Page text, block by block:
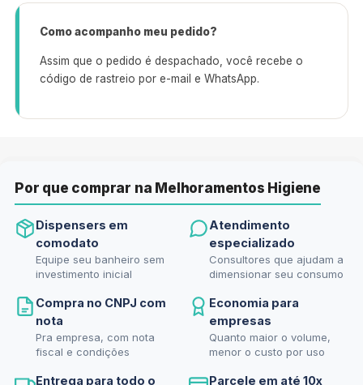
Como acompanho meu pedido?
Assim que o pedido é despachado, você recebe o
código de rastreio por e-mail e WhatsApp.
Por que comprar na Melhoramentos Higiene
Dispensers em
comodato
Equipe seu banheiro sem
investimento inicial
Atendimento
especializado
Consultores que ajudam a
dimensionar seu consumo
Compra no CNPJ com
nota
Pra empresa, com nota
fiscal e condições
Economia para
empresas
Quanto maior o volume,
menor o custo por uso
Entrega para todo o
Parcele em até 10x